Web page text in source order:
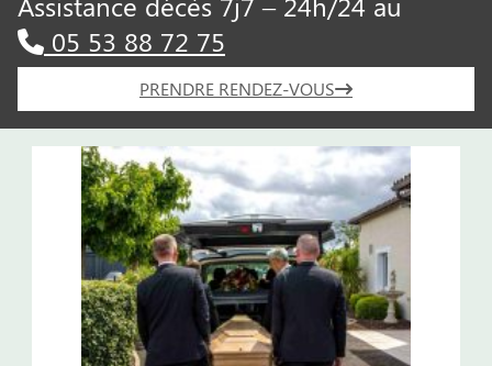
05 53 88 72 75
PRENDRE RENDEZ-VOUS